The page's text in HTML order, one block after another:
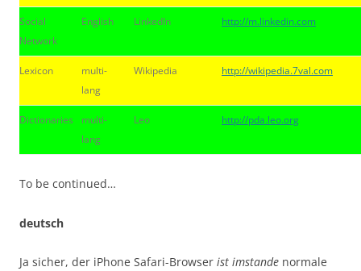
Social
Network
English LinkedIn http://m.linkedin.com
Lexicon
multi-
lang
Wikipedia http://wikipedia.7val.com
Dictionaries
multi-
lang
Leo http://pda.leo.org
To be continued…
deutsch
Ja sicher, der iPhone Safari-Browser ist imstande normale